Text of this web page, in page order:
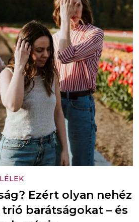
Ezért olyan nehéz
barátságokat – és